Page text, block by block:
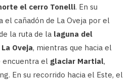
el cerro Tonelli. En su
cañadón de La Oveja por el
la ruta de la laguna del
Oveja, mientras que hacia el
encuentra el glaciar Martial,
En su recorrido hacia el Este, el